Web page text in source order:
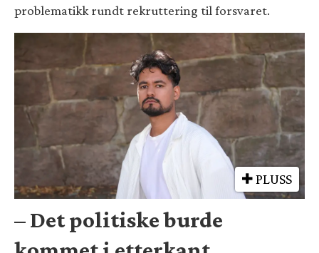
problematikk rundt rekruttering til forsvaret.
PLUSS
– Det politiske burde